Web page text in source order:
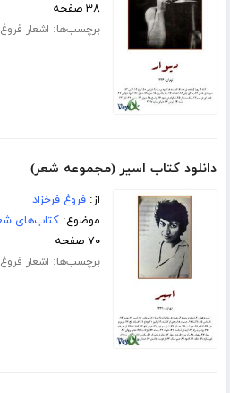
۳۸ صفحه
برچسب‌ها: اشعار
دانلود کتاب اسیر (مجموعه شعر)
از:فروغ فرخزاد
موضوع:کتاب‌های
۷۰ صفحه
برچسب‌ها: اشعار